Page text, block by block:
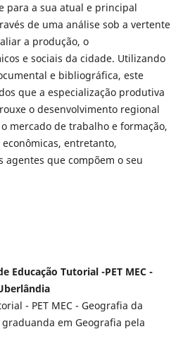
para a sua atual e principal
de uma análise sob a vertente
a produção, o
e sociais da cidade. Utilizando
e bibliográfica, este
que a especialização produtiva
o desenvolvimento regional
mercado de trabalho e formação,
entretanto,
que compõem o seu
Educação Tutorial -PET MEC -
- PET MEC - Geografia da
em Geografia pela